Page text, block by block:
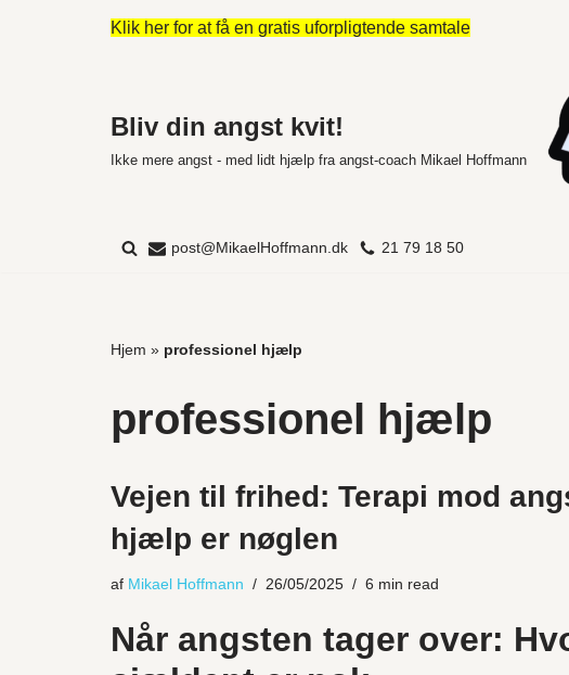
Klik her for at få en gratis uforpligtende samtale
Bliv din angst kvit!
Ikke mere angst - med lidt hjælp fra angst-coach Mikael Hoffmann
post@MikaelHoffmann.dk 21 79 18 50
Hjem » professionel hjælp
professionel hjælp
Vejen til frihed: Terapi mod
hjælp er nøglen
af Mikael Hoffmann 26/05/2025 6 min read
Når angsten tager over: